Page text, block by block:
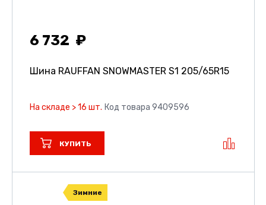
6 732
Шина RAUFFAN SNOWMASTER S1 205/65R15
На складе > 16 шт. Код товара 9409596
КУПИТЬ
Зимние